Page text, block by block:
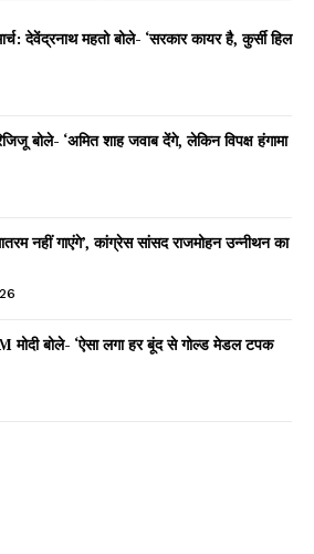
News on AIN
देवेंद्रनाथ महतो बोले- ‘सरकार कायर है, कुर्सी हिल
बोले- ‘अमित शाह जवाब देंगे, लेकिन विपक्ष हंगामा
नहीं गाएंगे’, कांग्रेस सांसद राजमोहन उन्नीथन का
मोदी बोले- ‘ऐसा लगा हर बूंद से गोल्ड मेडल टपक